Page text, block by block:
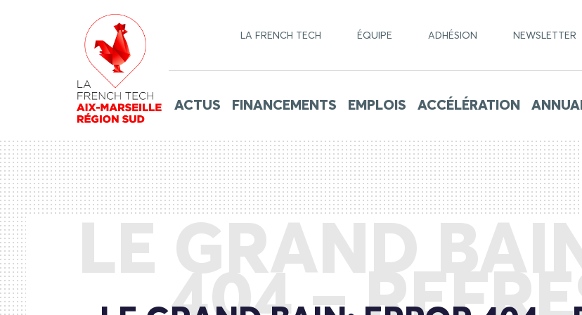
LA FRENCH TECH ÉQUIPE ADHÉSION NEWSLETTER
ACTUS FINANCEMENTS EMPLOIS ACCÉLÉRATION
LE GRAND